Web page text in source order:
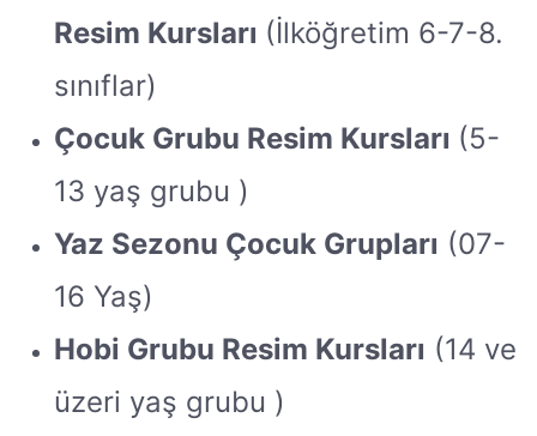
Resim Kursları (İlköğretim 6-7-8.
sınıflar)
Çocuk Grubu Resim Kursları (5-
13 yaş grubu )
Yaz Sezonu Çocuk Grupları (07-
16 Yaş)
Hobi Grubu Resim Kursları (14 ve
üzeri yaş grubu )